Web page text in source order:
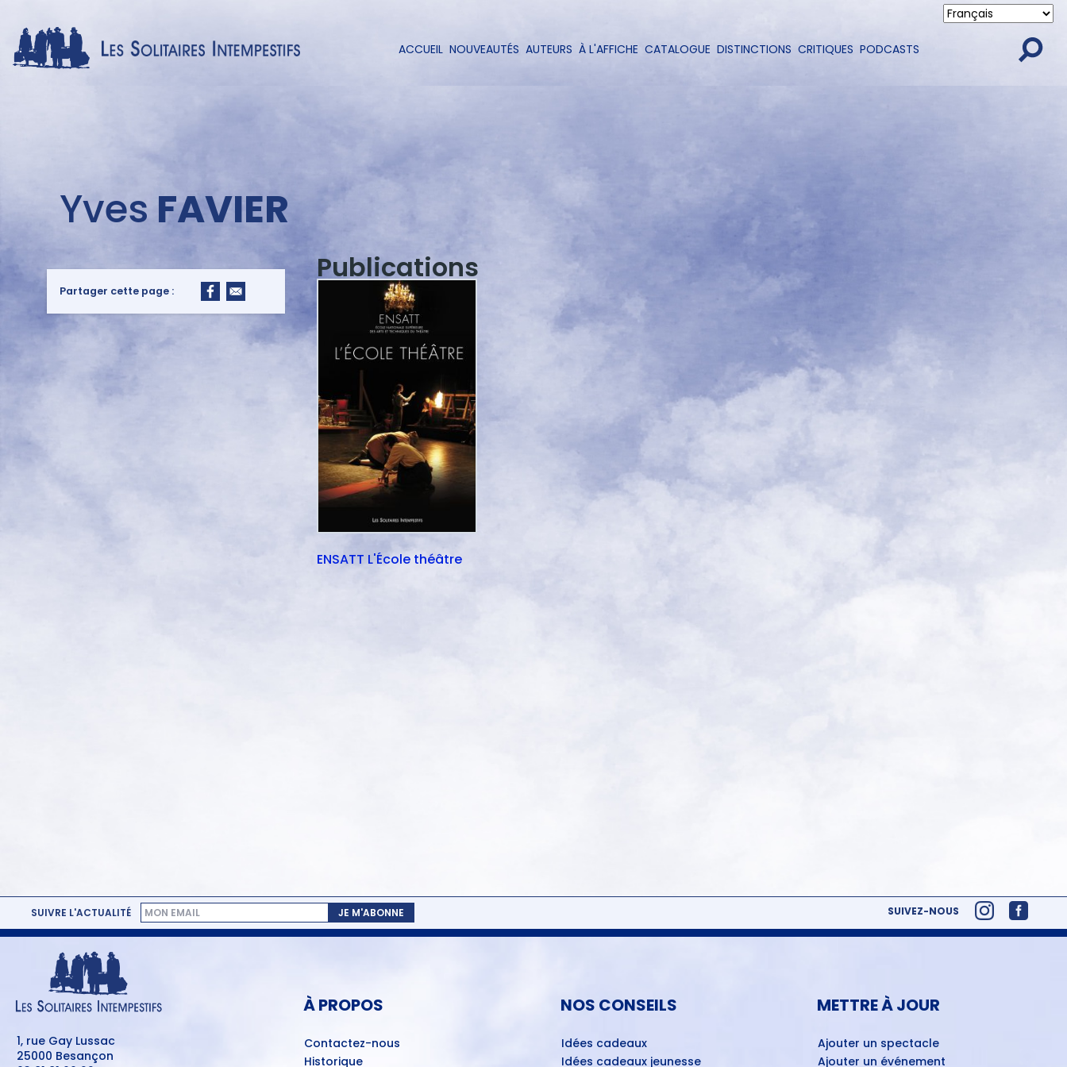
contenu
Navigation
ACCUEIL NOUVEAUTÉS AUTEURS À L'AFFICHE CATALOGUE DISTINCTIONS CRITIQUES PODCASTS
auteurYvesFAVIER
Publications
ENSATT L'École théâtre
Partager cette page :
SUIVRE L'ACTUALITÉ JE M'ABONNE SUIVEZ-NOUS
1, rue Gay Lussac
25000 Besançon
À PROPOS
Contactez-nous
Historique
NOS CONSEILS
Idées cadeaux
Idées cadeaux jeunesse
METTRE À JOUR
Ajouter un spectacle
Ajouter un événement